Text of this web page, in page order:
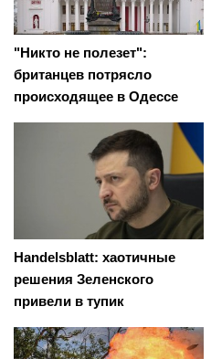
"Никто не полезет":
британцев потрясло
происходящее в Одессе
Handelsblatt: хаотичные
решения Зеленского
привели в тупик